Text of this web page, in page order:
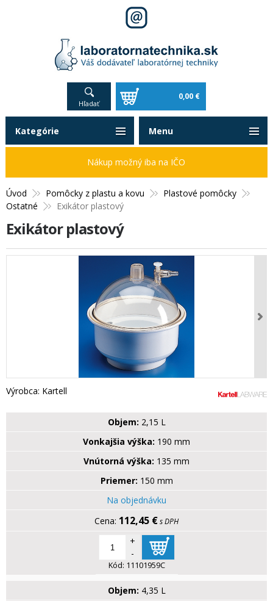
Hľadať
0,00 €
Úvod Pomôcky z plastu a kovu
Plastové pomôcky
Ostatné
Exikátor plastový
Exikátor plastový
Výrobca: Kartell
Objem: 2,15 L
Vonkajšia výška: 190 mm
Vnútorná výška: 135 mm
Priemer: 150 mm
Na objednávku
112,45 €s DPH
+
-
Kód: 11101959C
Objem: 4,35 L
Kategórie
Nákup možný iba na IČO
Menu